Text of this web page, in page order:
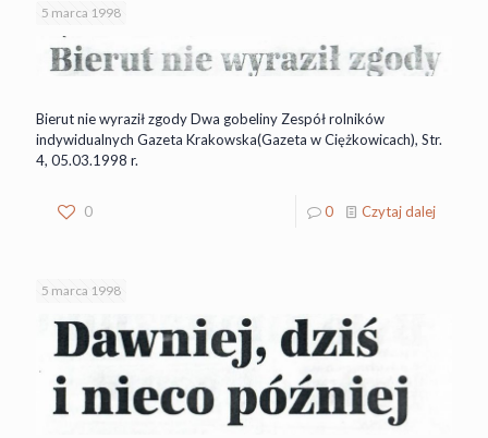
5 marca 1998
Bierut nie wyraził zgody Dwa gobeliny Zespół rolników
indywidualnych Gazeta Krakowska(Gazeta w Ciężkowicach), Str.
4, 05.03.1998 r.
0 0 Czytaj dalej
5 marca 1998